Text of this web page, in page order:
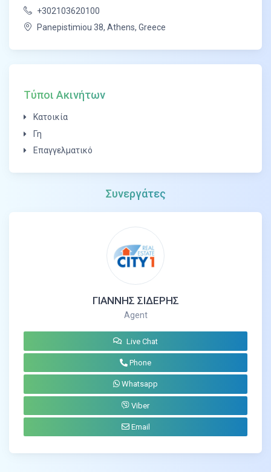
+302103620100
Panepistimiou 38, Athens, Greece
Τύποι Ακινήτων
Κατοικία
Γη
Επαγγελματικό
Συνεργάτες
ΓΙΑΝΝΗΣ ΣΙΔΕΡΗΣ
Agent
Live Chat
Phone
Whatsapp
Viber
Email